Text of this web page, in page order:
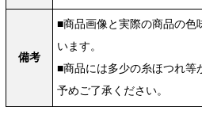
備考
■商品画像と実際の商品の色
います。
■商品には多少の糸ほつれ等
予めご了承ください。